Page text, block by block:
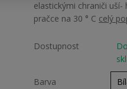
elastickými chraniči
pračce na 30 ° C celý
Dostupnost
Barva